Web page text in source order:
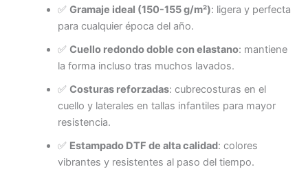
✅ Gramaje ideal (150-155 g/m²): ligera y perfecta
para cualquier época del año.
✅ Cuello redondo doble con elastano: mantiene
la forma incluso tras muchos lavados.
✅ Costuras reforzadas: cubrecosturas en el
cuello y laterales en tallas infantiles para mayor
resistencia.
✅ Estampado DTF de alta calidad: colores
vibrantes y resistentes al paso del tiempo.